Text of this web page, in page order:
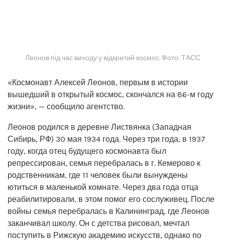
Леонов під час виходу у відкритий космос. Фото: ТАСС
«Космонавт Алексей Леонов, первым в истории
вышедший в открытый космос, скончался на 86-м году
жизни», — сообщило агентство.
Леонов родился в деревне Листвянка (Западная
Сибирь, РФ) 30 мая 1934 года. Через три года, в 1937
году, когда отец будущего космонавта был
репрессирован, семья перебралась в г. Кемерово к
родственникам, где 11 человек были вынуждены
ютиться в маленькой комнате. Через два года отца
реабилитировали, в этом помог его сослуживец. После
войны семья перебралась в Калининград, где Леонов
заканчивал школу. Он с детства рисовал, мечтал
поступить в Рижскую академию искусств, однако по